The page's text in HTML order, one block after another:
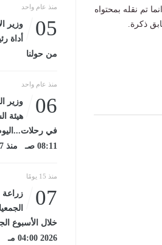
تم نقله بمحتواه
ذكرة.
منذ عام واحد
05
وزير
أداة
من حولنا
منذ عام واحد
06
وزير
هيئة
08:11 صـ منذ 7 دقائق
منذ 15 يومًا
07
زراعة
2026 04:00 مـ